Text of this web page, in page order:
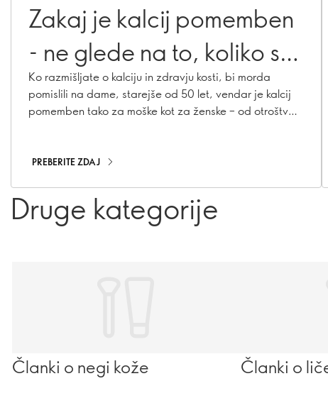
Zakaj je kalcij pomemben
- ne glede na to, koliko ste
stari!
Ko razmišljate o kalciju in zdravju kosti, bi morda
pomislili na dame, starejše od 50 let, vendar je kalcij
pomemben tako za moške kot za ženske – od otroštva
lahko poskrbite, da ga boste vi – in tisti, ki jih imate
PREBERITE ZDAJ
Druge kategorije
Članki o negi kože Članki o